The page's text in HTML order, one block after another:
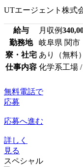
UTエージェント株式
給与 月収例
勤務地
岐阜県 関市
寮・社宅 あり（無料）
仕事内容 化学系工場
無料電話で
応募
応募へ進む
詳しく
見る
スペシャル